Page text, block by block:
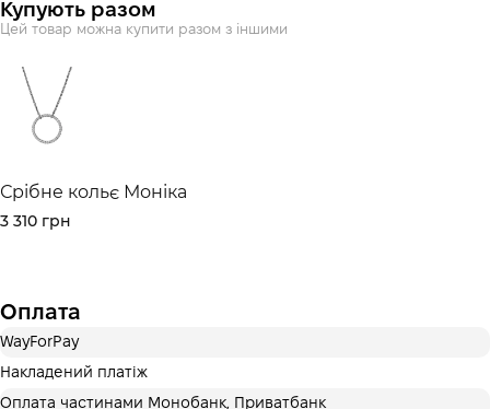
Оплату можна розділити на 2 або 3 платежі. Без
додаткових комісій для покупців. Кількість платежів
Це ще не оформлення кредитного договору. Ви просто
переходите до наступного кроку.
Купують разом
Цей товар можна купити разом з іншими
Срібне кольє Моніка
3 310 грн
Оплата
WayForPay
Накладений платіж
Оплата частинами Монобанк, Приватбанк